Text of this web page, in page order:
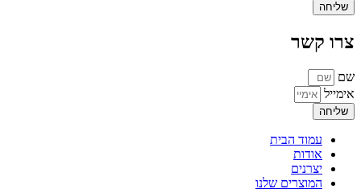
שליחה
צרו קשר
שם
אימייל
שליחה
עמוד הבית
אודות
יצרנים
המוצרים שלנו